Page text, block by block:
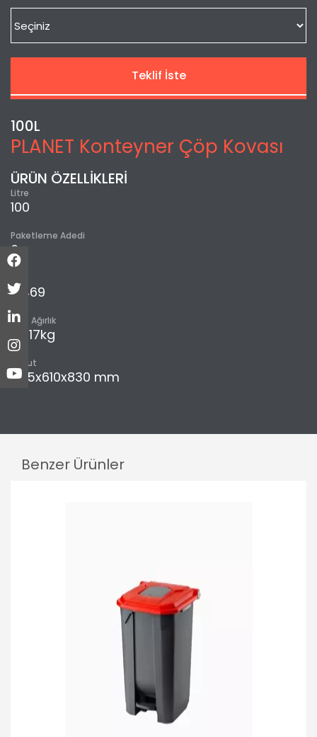
Teklif İste
100L
PLANET Konteyner Çöp Kovası
ÜRÜN ÖZELLİKLERİ
Litre
100
Paketleme Adedi
6
0,469
Brüt Ağırlık
38,17kg
Boyut
525x610x830 mm
Benzer Ürünler